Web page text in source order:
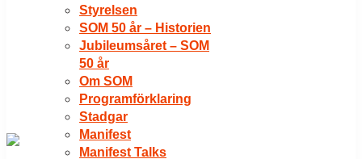
Styrelsen
SOM 50 år – Historien
Jubileumsåret – SOM
50 år
Om SOM
Programförklaring
Stadgar
Manifest
Manifest Talks